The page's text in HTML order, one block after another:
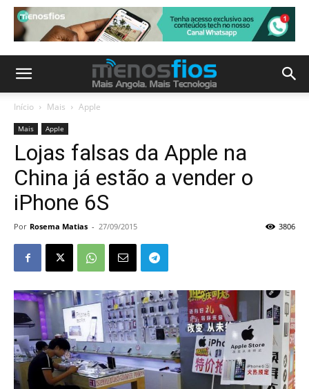
Início Mais Apple
Mais Apple
Lojas falsas da Apple na
China já estão a vender o
iPhone 6S
Por Rosema Matias - 27/09/2015 3806